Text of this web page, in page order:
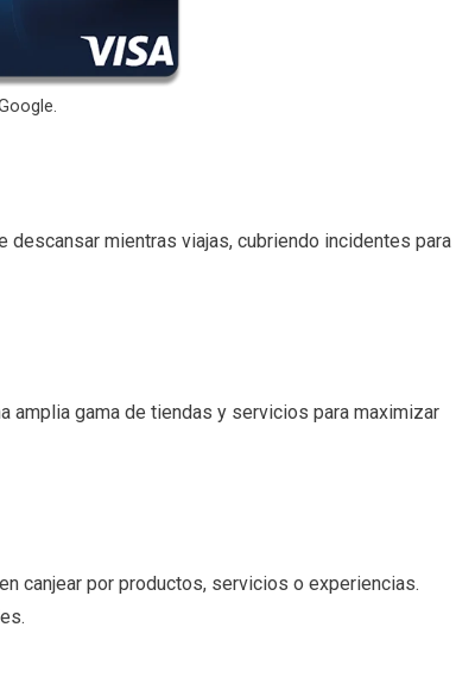
mientras viajas, cubriendo incidentes para
amplia gama de tiendas y servicios para maximizar
canjear por productos, servicios o experiencias.